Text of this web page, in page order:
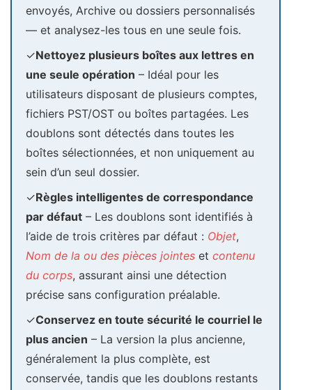
envoyés, Archive ou dossiers personnalisés
— et analysez-les tous en une seule fois.
✓Nettoyez plusieurs boîtes aux lettres en
une seule opération – Idéal pour les
utilisateurs disposant de plusieurs comptes,
fichiers PST/OST ou boîtes partagées. Les
doublons sont détectés dans toutes les
boîtes sélectionnées, et non uniquement au
sein d’un seul dossier.
✓Règles intelligentes de correspondance
par défaut – Les doublons sont identifiés à
l’aide de trois critères par défaut : Objet,
Nom de la ou des pièces jointes et contenu
du corps, assurant ainsi une détection
précise sans configuration préalable.
✓Conservez en toute sécurité le courriel le
plus ancien – La version la plus ancienne,
généralement la plus complète, est
conservée, tandis que les doublons restants